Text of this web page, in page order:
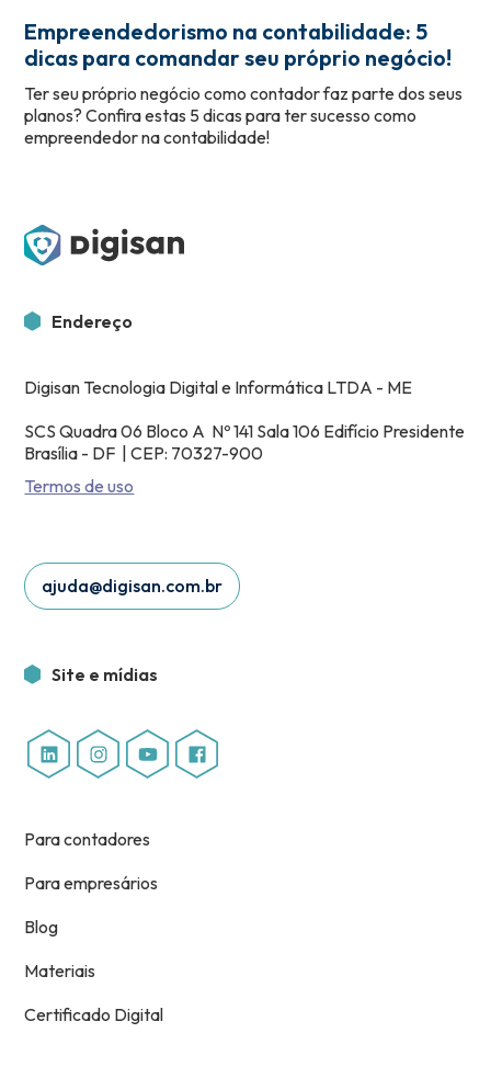
Empreendedorismo na contabilidade: 5
dicas para comandar seu próprio negócio!
Ter seu próprio negócio como contador faz parte dos seus
planos? Confira estas 5 dicas para ter sucesso como
empreendedor na contabilidade!
Endereço
Digisan Tecnologia Digital e Informática LTDA - ME
SCS Quadra 06 Bloco A Nº 141 Sala 106 Edifício Presidente
Brasília - DF | CEP: 70327-900
Termos de uso
ajuda@digisan.com.br
Site e mídias
Para contadores
Para empresários
Blog
Materiais
Certificado Digital